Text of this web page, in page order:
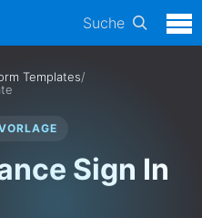
Suche
Templates/
Sign In